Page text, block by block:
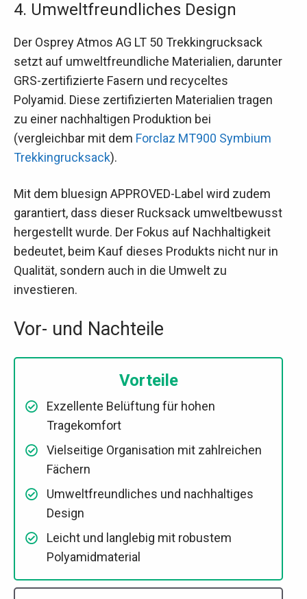
4. Umweltfreundliches Design
Der Osprey Atmos AG LT 50 Trekkingrucksack
setzt auf umweltfreundliche Materialien, darunter
GRS-zertifizierte Fasern und recyceltes
Polyamid. Diese zertifizierten Materialien tragen
zu einer nachhaltigen Produktion bei
(vergleichbar mit dem Forclaz MT900 Symbium
Trekkingrucksack).
Mit dem bluesign APPROVED-Label wird zudem
garantiert, dass dieser Rucksack umweltbewusst
hergestellt wurde. Der Fokus auf Nachhaltigkeit
bedeutet, beim Kauf dieses Produkts nicht nur in
Qualität, sondern auch in die Umwelt zu
investieren.
Vor- und Nachteile
Vorteile
Exzellente Belüftung für hohen
Tragekomfort
Vielseitige Organisation mit zahlreichen
Fächern
Umweltfreundliches und nachhaltiges
Design
Leicht und langlebig mit robustem
Polyamidmaterial